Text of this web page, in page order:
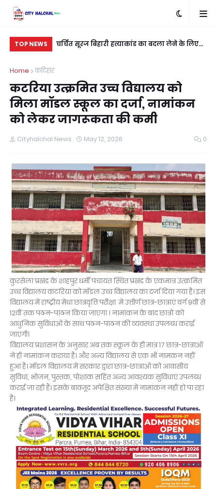
TOP NEWS
खेत से
चर्चित सूरज बिहारी हत्याकांड का बदला लेने के लिए
Home
कटिहार
कटरिया उत्क्रमित उच्च विद्यालय को
मिला मॉडल स्कूल का दर्जा, नामांकन
को लेकर जागरूकता की कमी
Cityhalchal News May 12, 2026 0
कुरसेला प्रखंड के शाहपुर धर्मी पंचायत स्थित प्रखंड के एकमात्र उत्क्रमित
उच्च विद्यालय कटरिया को मॉडल उच्च विद्यालय का दर्जा दिया गया है। इस
विद्यालय में राष्ट्रीय मेधा छात्रवृत्ति परीक्षा में उत्तीर्ण छात्र-छात्राएं वर्ग 9वीं से
12वीं तक पठन-पाठन किया जाएगा । नामांकन के बाद छात्रों को
आधुनिक सुविधाओं के साथ पठन-पाठन की व्यवस्था उपलब्ध कराई
जाएगी।
विद्यालय प्रशासन के अनुसार अब तक स्कूल के ही मात्र 17 छात्र-छात्राओं
ने ही नामांकन कराया है। और अन्य विद्यालय से एक भी नामकन नहीं
हुआ है। मॉडल विद्यालय में सरकार द्वारा छात्र-छात्राओं को आवासीय
सुविधा, भोजन, पुस्तक, पोशाक सहित अन्य आवश्यक सुविधाएं उपलब्ध
कराई जा रही हैं। इसके बावजूद अपेक्षित संख्या में नामांकन नहीं हो पा रहा
है।